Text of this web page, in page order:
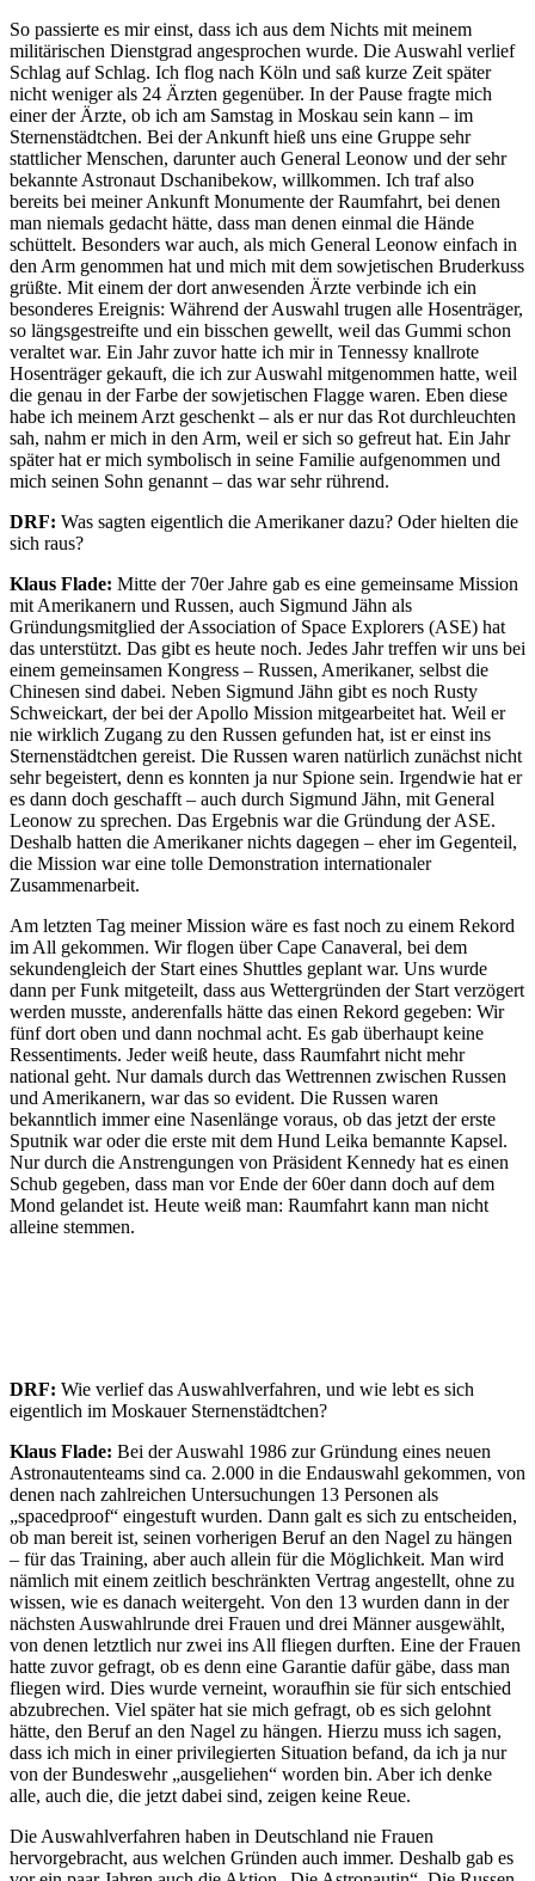
So passierte es mir einst, dass ich aus dem Nichts mit meinem
militärischen Dienstgrad angesprochen wurde. Die Auswahl verlief
Schlag auf Schlag. Ich flog nach Köln und saß kurze Zeit später
nicht weniger als 24 Ärzten gegenüber. In der Pause fragte mich
einer der Ärzte, ob ich am Samstag in Moskau sein kann – im
Sternenstädtchen. Bei der Ankunft hieß uns eine Gruppe sehr
stattlicher Menschen, darunter auch General Leonow und der sehr
bekannte Astronaut Dschanibekow, willkommen. Ich traf also
bereits bei meiner Ankunft Monumente der Raumfahrt, bei denen
man niemals gedacht hätte, dass man denen einmal die Hände
schüttelt. Besonders war auch, als mich General Leonow einfach in
den Arm genommen hat und mich mit dem sowjetischen Bruderkuss
grüßte. Mit einem der dort anwesenden Ärzte verbinde ich ein
besonderes Ereignis: Während der Auswahl trugen alle Hosenträger,
so längsgestreifte und ein bisschen gewellt, weil das Gummi schon
veraltet war. Ein Jahr zuvor hatte ich mir in Tennessy knallrote
Hosenträger gekauft, die ich zur Auswahl mitgenommen hatte, weil
die genau in der Farbe der sowjetischen Flagge waren. Eben diese
habe ich meinem Arzt geschenkt – als er nur das Rot durchleuchten
sah, nahm er mich in den Arm, weil er sich so gefreut hat. Ein Jahr
später hat er mich symbolisch in seine Familie aufgenommen und
mich seinen Sohn genannt – das war sehr rührend.
DRF: Was sagten eigentlich die Amerikaner dazu? Oder hielten die
sich raus?
Klaus Flade: Mitte der 70er Jahre gab es eine gemeinsame Mission
mit Amerikanern und Russen, auch Sigmund Jähn als
Gründungsmitglied der Association of Space Explorers (ASE) hat
das unterstützt. Das gibt es heute noch. Jedes Jahr treffen wir uns bei
einem gemeinsamen Kongress – Russen, Amerikaner, selbst die
Chinesen sind dabei. Neben Sigmund Jähn gibt es noch Rusty
Schweickart, der bei der Apollo Mission mitgearbeitet hat. Weil er
nie wirklich Zugang zu den Russen gefunden hat, ist er einst ins
Sternenstädtchen gereist. Die Russen waren natürlich zunächst nicht
sehr begeistert, denn es konnten ja nur Spione sein. Irgendwie hat er
es dann doch geschafft – auch durch Sigmund Jähn, mit General
Leonow zu sprechen. Das Ergebnis war die Gründung der ASE.
Deshalb hatten die Amerikaner nichts dagegen – eher im Gegenteil,
die Mission war eine tolle Demonstration internationaler
Zusammenarbeit.
Am letzten Tag meiner Mission wäre es fast noch zu einem Rekord
im All gekommen. Wir flogen über Cape Canaveral, bei dem
sekundengleich der Start eines Shuttles geplant war. Uns wurde
dann per Funk mitgeteilt, dass aus Wettergründen der Start verzögert
werden musste, anderenfalls hätte das einen Rekord gegeben: Wir
fünf dort oben und dann nochmal acht. Es gab überhaupt keine
Ressentiments. Jeder weiß heute, dass Raumfahrt nicht mehr
national geht. Nur damals durch das Wettrennen zwischen Russen
und Amerikanern, war das so evident. Die Russen waren
bekanntlich immer eine Nasenlänge voraus, ob das jetzt der erste
Sputnik war oder die erste mit dem Hund Leika bemannte Kapsel.
Nur durch die Anstrengungen von Präsident Kennedy hat es einen
Schub gegeben, dass man vor Ende der 60er dann doch auf dem
Mond gelandet ist. Heute weiß man: Raumfahrt kann man nicht
alleine stemmen.
DRF: Wie verlief das Auswahlverfahren, und wie lebt es sich
eigentlich im Moskauer Sternenstädtchen?
Klaus Flade: Bei der Auswahl 1986 zur Gründung eines neuen
Astronautenteams sind ca. 2.000 in die Endauswahl gekommen, von
denen nach zahlreichen Untersuchungen 13 Personen als
„spacedproof“ eingestuft wurden. Dann galt es sich zu entscheiden,
ob man bereit ist, seinen vorherigen Beruf an den Nagel zu hängen
– für das Training, aber auch allein für die Möglichkeit. Man wird
nämlich mit einem zeitlich beschränkten Vertrag angestellt, ohne zu
wissen, wie es danach weitergeht. Von den 13 wurden dann in der
nächsten Auswahlrunde drei Frauen und drei Männer ausgewählt,
von denen letztlich nur zwei ins All fliegen durften. Eine der Frauen
hatte zuvor gefragt, ob es denn eine Garantie dafür gäbe, dass man
fliegen wird. Dies wurde verneint, woraufhin sie für sich entschied
abzubrechen. Viel später hat sie mich gefragt, ob es sich gelohnt
hätte, den Beruf an den Nagel zu hängen. Hierzu muss ich sagen,
dass ich mich in einer privilegierten Situation befand, da ich ja nur
von der Bundeswehr „ausgeliehen“ worden bin. Aber ich denke
alle, auch die, die jetzt dabei sind, zeigen keine Reue.
Die Auswahlverfahren haben in Deutschland nie Frauen
hervorgebracht, aus welchen Gründen auch immer. Deshalb gab es